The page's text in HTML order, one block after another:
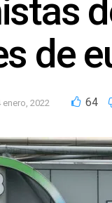
de
enero, 2022 64